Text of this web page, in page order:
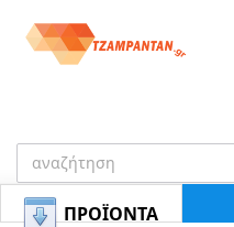
ΠΡΟΪΟΝΤΑ